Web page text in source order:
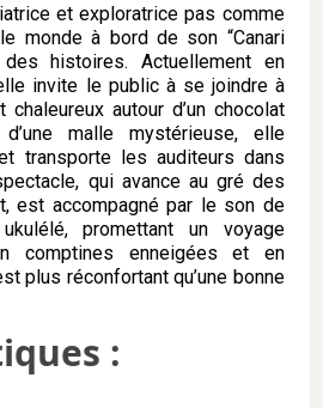
et exploratrice pas comme
monde à bord de son “Canari
histoires. Actuellement en
invite le public à se joindre à
autour d’un chocolat
d’une malle mystérieuse, elle
transporte les auditeurs dans
qui avance au gré des
est accompagné par le son de
promettant un voyage
comptines enneigées et en
plus réconfortant qu’une bonne
: